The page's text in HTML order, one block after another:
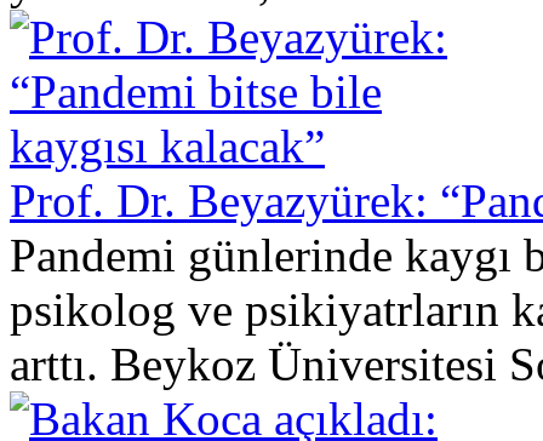
Prof. Dr. Beyazyürek:
Pandemi günlerinde
psikolog ve psikiyatrların
arttı. Beykoz Üniversitesi